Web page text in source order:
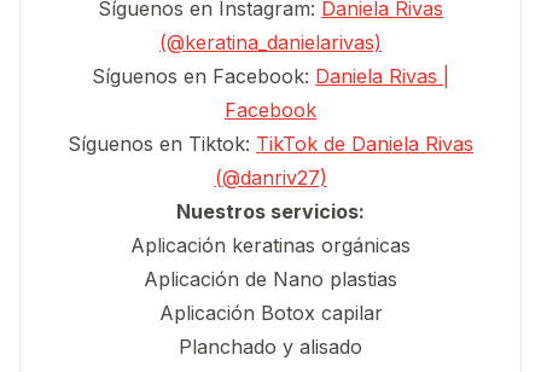
Síguenos en Instagram: Daniela Rivas
(@keratina_danielarivas)
Síguenos en Facebook: Daniela Rivas |
Facebook
Síguenos en Tiktok: TikTok de Daniela Rivas
(@danriv27)
Nuestros servicios:
Aplicación keratinas orgánicas
Aplicación de Nano plastias
Aplicación Botox capilar
Planchado y alisado